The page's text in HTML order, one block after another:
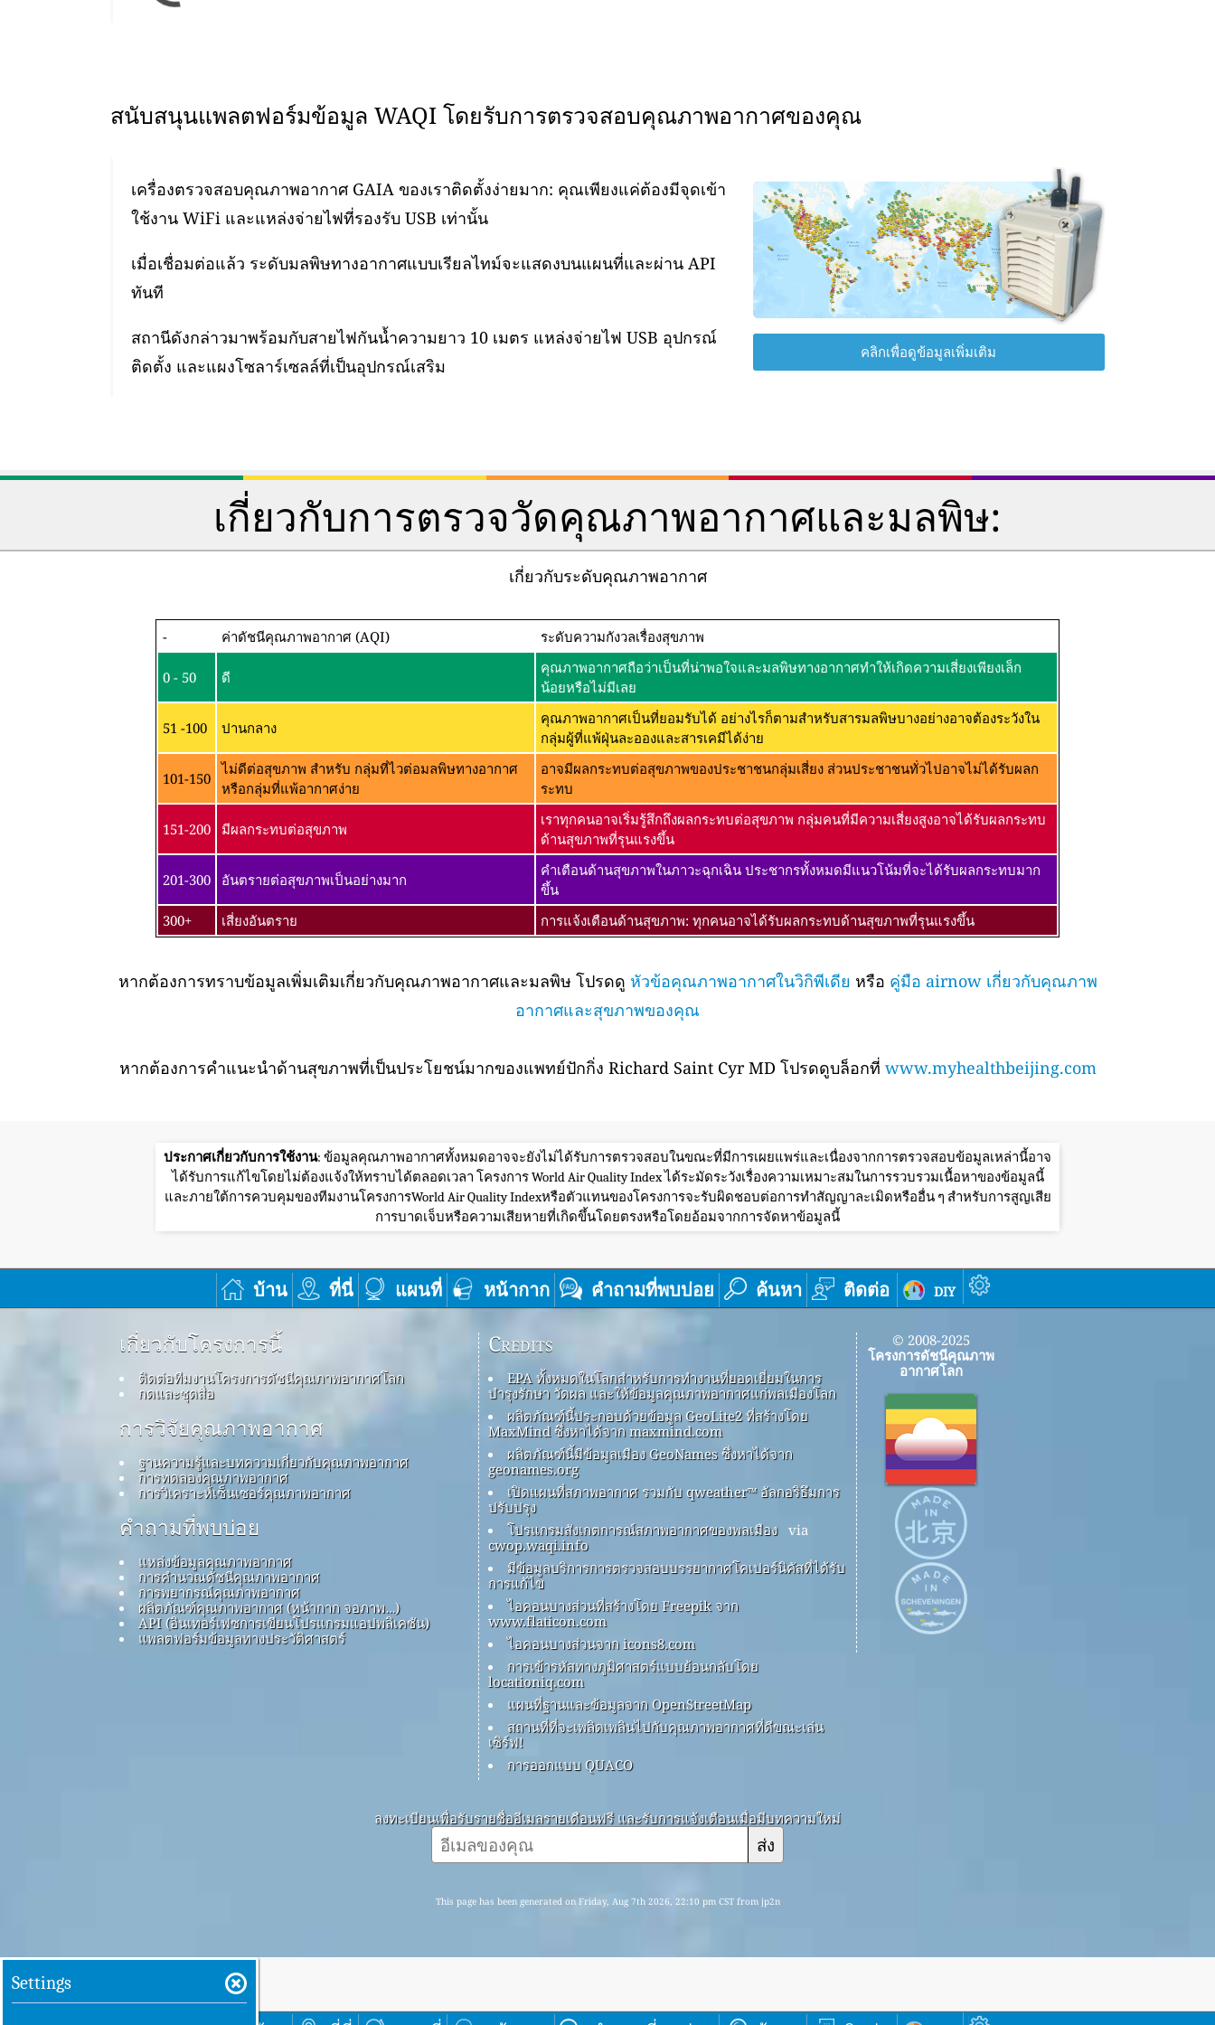
สนับสนุนแพลตฟอร์มข้อมูล WAQI โดยรับการตรวจสอบคุณภาพอากาศของคุณ
เครื่องตรวจสอบคุณภาพอากาศ GAIA ของเราติดตั้งง่ายมาก: คุณเพียงแค่ต้องมีจุดเข้า
ใช้งาน WiFi และแหล่งจ่ายไฟที่รองรับ USB เท่านั้น
เมื่อเชื่อมต่อแล้ว ระดับมลพิษทางอากาศแบบเรียลไทม์จะแสดงบนแผนที่และผ่าน API
ทันที
สถานีดังกล่าวมาพร้อมกับสายไฟกันน้ำความยาว 10 เมตร แหล่งจ่ายไฟ USB อุปกรณ์
ติดตั้ง และแผงโซลาร์เซลล์ที่เป็นอุปกรณ์เสริม
คลิกเพื่อดูข้อมูลเพิ่มเติม
เกี่ยวกับการตรวจวัดคุณภาพอากาศและมลพิษ:
เกี่ยวกับระดับคุณภาพอากาศ
- ค่าดัชนีคุณภาพอากาศ (AQI) ระดับความกังวลเรื่องสุขภาพ
0 - 50 ดี
คุณภาพอากาศถือว่าเป็นที่น่าพอใจและมลพิษทางอากาศทำให้เกิดความเสี่ยงเพียงเล็ก
น้อยหรือไม่มีเลย
51 -100 ปานกลาง
คุณภาพอากาศเป็นที่ยอมรับได้ อย่างไรก็ตามสำหรับสารมลพิษบางอย่างอาจต้องระวังใน
กลุ่มผู้ที่แพ้ฝุ่นละอองและสารเคมีได้ง่าย
101-150
ไม่ดีต่อสุขภาพ สำหรับ กลุ่มที่ไวต่อมลพิษทางอากาศ
หรือกลุ่มที่แพ้อากาศง่าย
อาจมีผลกระทบต่อสุขภาพของประชาชนกลุ่มเสี่ยง ส่วนประชาชนทั่วไปอาจไม่ได้รับผลก
ระทบ
151-200 มีผลกระทบต่อสุขภาพ
เราทุกคนอาจเริ่มรู้สึกถึงผลกระทบต่อสุขภาพ กลุ่มคนที่มีความเสี่ยงสูงอาจได้รับผลกระทบ
ด้านสุขภาพที่รุนแรงขึ้น
201-300 อันตรายต่อสุขภาพเป็นอย่างมาก
คำเตือนด้านสุขภาพในภาวะฉุกเฉิน ประชากรทั้งหมดมีแนวโน้มที่จะได้รับผลกระทบมาก
ขึ้น
300+
เสี่ยงอันตราย การแจ้งเตือนด้านสุขภาพ: ทุกคนอาจได้รับผลกระทบด้านสุขภาพที่รุนแรงขึ้น
หากต้องการทราบข้อมูลเพิ่มเติมเกี่ยวกับคุณภาพอากาศและมลพิษ โปรดดู หัวข้อคุณภาพอากาศในวิกิพีเดีย หรือ คู่มือ airnow เกี่ยวกับคุณภาพ
อากาศและสุขภาพของคุณ
หากต้องการคำแนะนำด้านสุขภาพที่เป็นประโยชน์มากของแพทย์ปักกิ่ง Richard Saint Cyr MD โปรดดูบล็อกที่ www.myhealthbeijing.com
ประกาศเกี่ยวกับการใช้งาน: ข้อมูลคุณภาพอากาศทั้งหมดอาจจะยังไม่ได้รับการตรวจสอบในขณะที่มีการเผยแพร่และเนื่องจากการตรวจสอบข้อมูลเหล่านี้อาจ
ได้รับการแก้ไขโดยไม่ต้องแจ้งให้ทราบได้ตลอดเวลา โครงการ World Air Quality Index ได้ระมัดระวังเรื่องความเหมาะสมในการรวบรวมเนื้อหาของข้อมูลนี้
และภายใต้การควบคุมของทีมงานโครงการWorld Air Quality Indexหรือตัวแทนของโครงการจะรับผิดชอบต่อการทำสัญญาละเมิดหรืออื่น ๆ สำหรับการสูญเสีย
การบาดเจ็บหรือความเสียหายที่เกิดขึ้นโดยตรงหรือโดยอ้อมจากการจัดหาข้อมูลนี้
บ้าน ที่นี่ แผนที่ หน้ากาก คำถามที่พบบ่อย ค้นหา ติดต่อ diy
เกี่ยวกับโครงการนี้
ติดต่อทีมงานโครงการดัชนีคุณภาพอากาศโลก
กดและชุดสื่อ
การวิจัยคุณภาพอากาศ
ฐานความรู้และบทความเกี่ยวกับคุณภาพอากาศ
การทดลองคุณภาพอากาศ
การวิเคราะห์เซ็นเซอร์คุณภาพอากาศ
คำถามที่พบบ่อย
แหล่งข้อมูลคุณภาพอากาศ
การคำนวณดัชนีคุณภาพอากาศ
การพยากรณ์คุณภาพอากาศ
ผลิตภัณฑ์คุณภาพอากาศ (หน้ากาก จอภาพ…)
API (อินเทอร์เฟซการเขียนโปรแกรมแอปพลิเคชัน)
แพลตฟอร์มข้อมูลทางประวัติศาสตร์
Credits
EPA ทั้งหมดในโลกสำหรับการทำงานที่ยอดเยี่ยมในการ
บำรุงรักษา วัดผล และให้ข้อมูลคุณภาพอากาศแก่พลเมืองโลก
ผลิตภัณฑ์นี้ประกอบด้วยข้อมูล GeoLite2 ที่สร้างโดย
MaxMind ซึ่งหาได้จาก maxmind.com
ผลิตภัณฑ์นี้มีข้อมูลเมือง GeoNames ซึ่งหาได้จาก
geonames.org
เปิดแผนที่สภาพอากาศ รวมกับ qweather™ อัลกอริธึมการ
ปรับปรุง
โปรแกรมสังเกตการณ์สภาพอากาศของพลเมือง via
cwop.waqi.info
มีข้อมูลบริการการตรวจสอบบรรยากาศโคเปอร์นิคัสที่ได้รับ
การแก้ไข
ไอคอนบางส่วนที่สร้างโดย Freepik จาก
www.flaticon.com
ไอคอนบางส่วนจาก icons8.com
การเข้ารหัสทางภูมิศาสตร์แบบย้อนกลับโดย
locationiq.com
แผนที่ฐานและข้อมูลจาก OpenStreetMap
สถานที่ที่จะเพลิดเพลินไปกับคุณภาพอากาศที่ดีขณะเล่น
เซิร์ฟ!
การออกแบบ QUACO
© 2008-2025
โครงการดัชนีคุณภาพ
อากาศโลก
ลงทะเบียนเพื่อรับรายชื่ออีเมลรายเดือนฟรี และรับการแจ้งเตือนเมื่อมีบทความใหม่
ส่ง
This page has been generated on Friday, Aug 7th 2026, 22:10 pm CST from jp2n
Settings